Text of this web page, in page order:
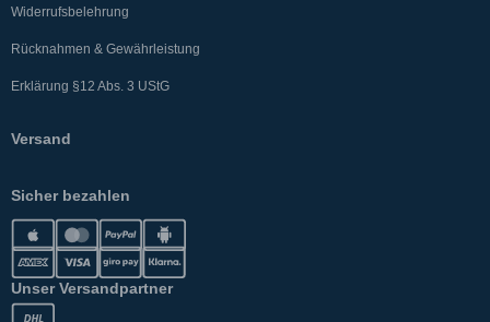
Widerrufsbelehrung
Rücknahmen & Gewährleistung
Erklärung §12 Abs. 3 UStG
Versand
Sicher bezahlen
Unser Versandpartner